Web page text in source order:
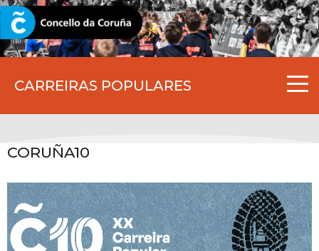
CARREIRAS POPULARES
CORUNA.GAL
CORUÑA10